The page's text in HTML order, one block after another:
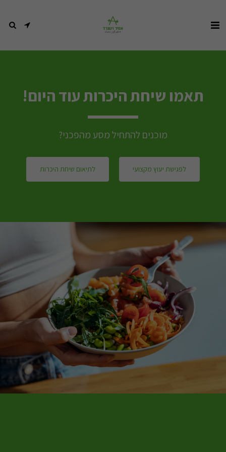
תאמו שיחת היכרות עוד היום!
מוכנים להתחיל מסע מהפכני?
לפגישת יעוץ מקצועי לתיאום שיחת היכרות